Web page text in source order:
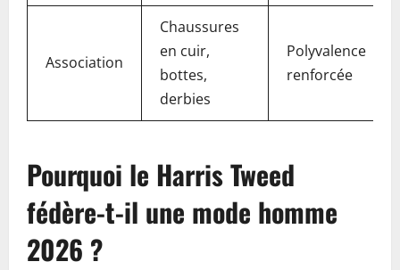
Association
Chaussures
en cuir,
bottes,
derbies
Polyvalence
renforcée
Pourquoi le Harris Tweed
fédère-t-il une mode homme
2026 ?